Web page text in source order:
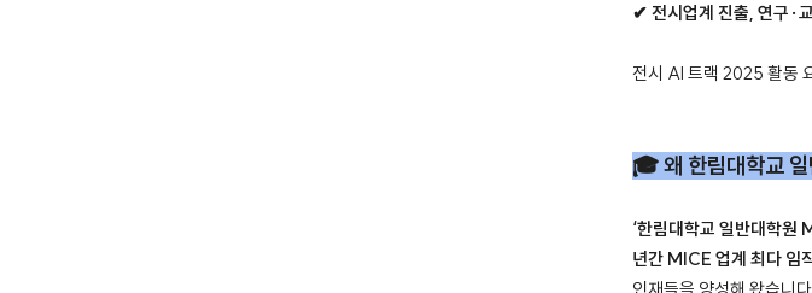
✔ 전시업계 진출, 연구·
전시 AI 트랙 2025 활동
🎓 왜 한림대학교
‘한림대학교 일반대학원
년간 MICE 업계 최다 임